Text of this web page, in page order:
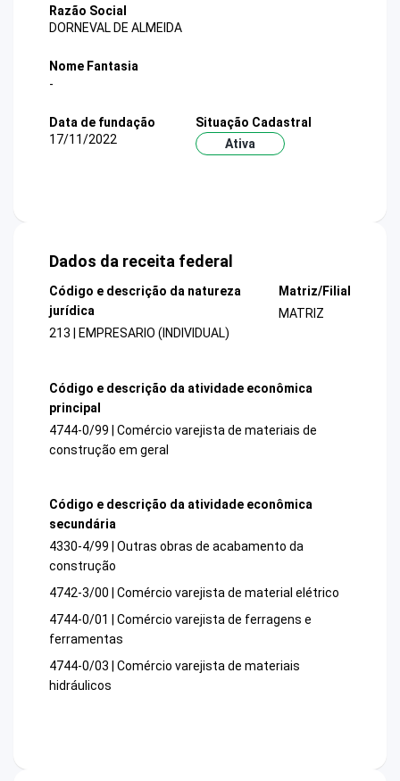
Razão Social
DORNEVAL DE ALMEIDA
Nome Fantasia
-
Data de fundação
17/11/2022
Situação Cadastral
Ativa
Dados da receita federal
Código e descrição da natureza
jurídica
213 | EMPRESARIO (INDIVIDUAL)
Matriz/Filial
MATRIZ
Código e descrição da atividade econômica
principal
4744-0/99 | Comércio varejista de materiais de
construção em geral
Código e descrição da atividade econômica
secundária
4330-4/99 | Outras obras de acabamento da
construção
4742-3/00 | Comércio varejista de material elétrico
4744-0/01 | Comércio varejista de ferragens e
ferramentas
4744-0/03 | Comércio varejista de materiais
hidráulicos